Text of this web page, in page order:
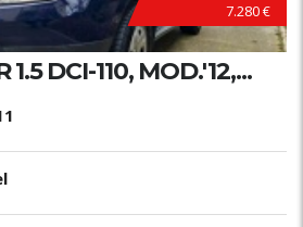
7.280 €
DCI-110, MOD.'12,...